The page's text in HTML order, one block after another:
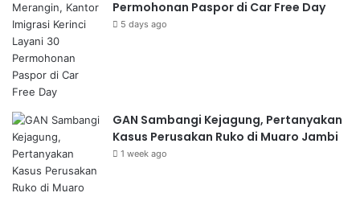
Permohonan Paspor di Car Free Day
5 days ago
GAN Sambangi Kejagung, Pertanyakan
Kasus Perusakan Ruko di Muaro Jambi
1 week ago